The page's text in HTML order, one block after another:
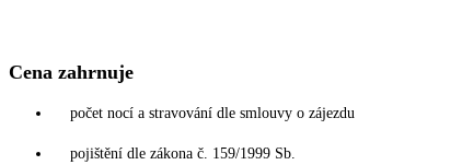
Cena zahrnuje
počet nocí a stravování dle smlouvy o zájezdu
pojištění dle zákona č. 159/1999 Sb.